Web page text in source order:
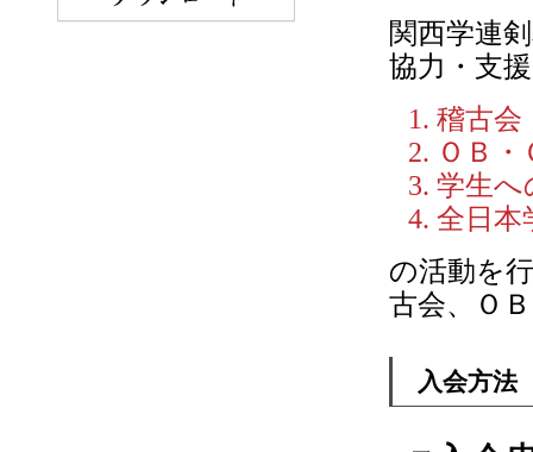
関西学連
協力・支
稽古会
ＯＢ
学生へ
全日本
の活動を
古会、Ｏ
入会方法